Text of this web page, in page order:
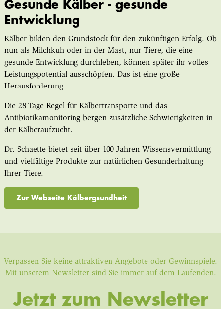
Gesunde Kälber - gesunde
Entwicklung
Kälber bilden den Grundstock für den zukünftigen Erfolg. Ob
nun als Milchkuh oder in der Mast, nur Tiere, die eine
gesunde Entwicklung durchleben, können später ihr volles
Leistungspotential ausschöpfen. Das ist eine große
Herausforderung.
Die 28-Tage-Regel für Kälbertransporte und das
Antibiotikamonitoring bergen zusätzliche Schwierigkeiten in
der Kälberaufzucht.
Dr. Schaette bietet seit über 100 Jahren Wissensvermittlung
und vielfältige Produkte zur natürlichen Gesunderhaltung
Ihrer Tiere.
Zur Webseite Kälbergsundheit
Verpassen Sie keine attraktiven Angebote oder Gewinnspiele.
Mit unserem Newsletter sind Sie immer auf dem Laufenden.
Jetzt zum Newsletter